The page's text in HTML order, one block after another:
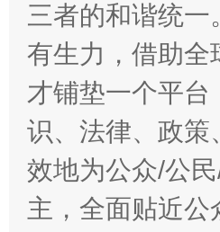
三者的和谐统
有生力，借助全
才铺垫一个平
识、法律、政策
效地为公众/公
主，全面贴近